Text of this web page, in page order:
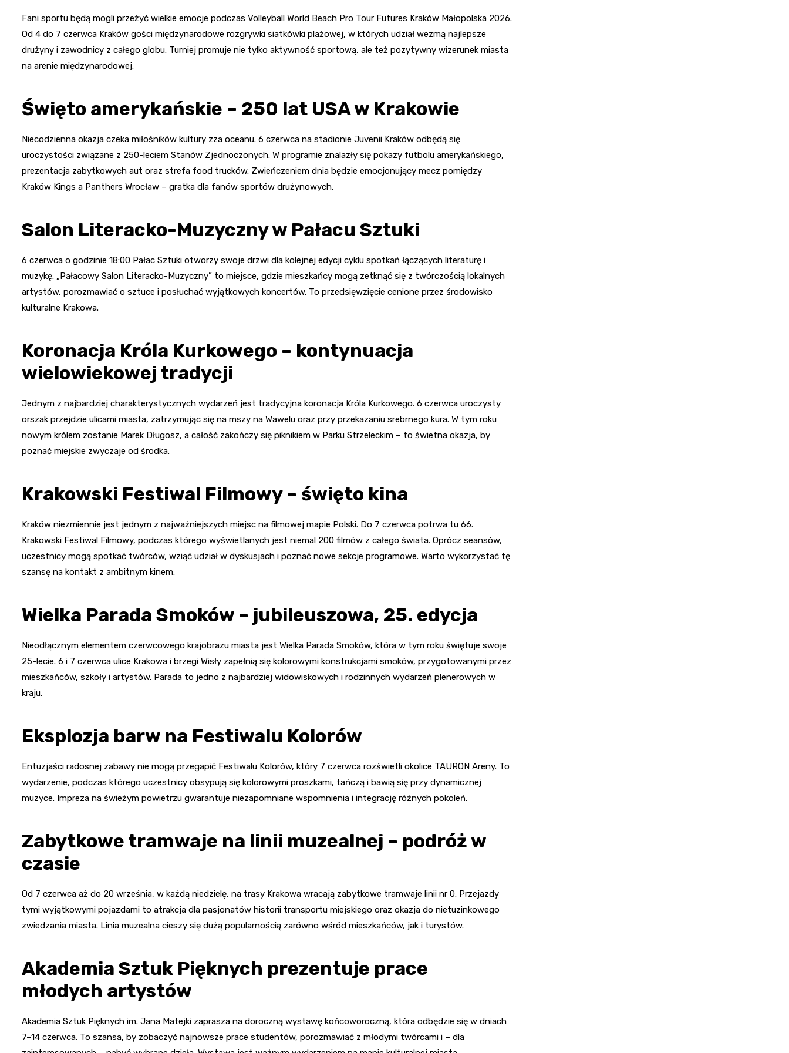
Fani sportu będą mogli przeżyć wielkie emocje podczas Volleyball World Beach Pro Tour Futures Kraków Małopolska 2026.
Od 4 do 7 czerwca Kraków gości międzynarodowe rozgrywki siatkówki plażowej, w których udział wezmą najlepsze
drużyny i zawodnicy z całego globu. Turniej promuje nie tylko aktywność sportową, ale też pozytywny wizerunek miasta
na arenie międzynarodowej.
Święto amerykańskie – 250 lat USA w Krakowie
Niecodzienna okazja czeka miłośników kultury zza oceanu. 6 czerwca na stadionie Juvenii Kraków odbędą się
uroczystości związane z 250-leciem Stanów Zjednoczonych. W programie znalazły się pokazy futbolu amerykańskiego,
prezentacja zabytkowych aut oraz strefa food trucków. Zwieńczeniem dnia będzie emocjonujący mecz pomiędzy
Kraków Kings a Panthers Wrocław – gratka dla fanów sportów drużynowych.
Salon Literacko-Muzyczny w Pałacu Sztuki
6 czerwca o godzinie 18:00 Pałac Sztuki otworzy swoje drzwi dla kolejnej edycji cyklu spotkań łączących literaturę i
muzykę. „Pałacowy Salon Literacko-Muzyczny” to miejsce, gdzie mieszkańcy mogą zetknąć się z twórczością lokalnych
artystów, porozmawiać o sztuce i posłuchać wyjątkowych koncertów. To przedsięwzięcie cenione przez środowisko
kulturalne Krakowa.
Koronacja Króla Kurkowego – kontynuacja
wielowiekowej tradycji
Jednym z najbardziej charakterystycznych wydarzeń jest tradycyjna koronacja Króla Kurkowego. 6 czerwca uroczysty
orszak przejdzie ulicami miasta, zatrzymując się na mszy na Wawelu oraz przy przekazaniu srebrnego kura. W tym roku
nowym królem zostanie Marek Długosz, a całość zakończy się piknikiem w Parku Strzeleckim – to świetna okazja, by
poznać miejskie zwyczaje od środka.
Krakowski Festiwal Filmowy – święto kina
Kraków niezmiennie jest jednym z najważniejszych miejsc na filmowej mapie Polski. Do 7 czerwca potrwa tu 66.
Krakowski Festiwal Filmowy, podczas którego wyświetlanych jest niemal 200 filmów z całego świata. Oprócz seansów,
uczestnicy mogą spotkać twórców, wziąć udział w dyskusjach i poznać nowe sekcje programowe. Warto wykorzystać tę
szansę na kontakt z ambitnym kinem.
Wielka Parada Smoków – jubileuszowa, 25. edycja
Nieodłącznym elementem czerwcowego krajobrazu miasta jest Wielka Parada Smoków, która w tym roku świętuje swoje
25-lecie. 6 i 7 czerwca ulice Krakowa i brzegi Wisły zapełnią się kolorowymi konstrukcjami smoków, przygotowanymi przez
mieszkańców, szkoły i artystów. Parada to jedno z najbardziej widowiskowych i rodzinnych wydarzeń plenerowych w
kraju.
Eksplozja barw na Festiwalu Kolorów
Entuzjaści radosnej zabawy nie mogą przegapić Festiwalu Kolorów, który 7 czerwca rozświetli okolice TAURON Areny. To
wydarzenie, podczas którego uczestnicy obsypują się kolorowymi proszkami, tańczą i bawią się przy dynamicznej
muzyce. Impreza na świeżym powietrzu gwarantuje niezapomniane wspomnienia i integrację różnych pokoleń.
Zabytkowe tramwaje na linii muzealnej – podróż w
czasie
Od 7 czerwca aż do 20 września, w każdą niedzielę, na trasy Krakowa wracają zabytkowe tramwaje linii nr 0. Przejazdy
tymi wyjątkowymi pojazdami to atrakcja dla pasjonatów historii transportu miejskiego oraz okazja do nietuzinkowego
zwiedzania miasta. Linia muzealna cieszy się dużą popularnością zarówno wśród mieszkańców, jak i turystów.
Akademia Sztuk Pięknych prezentuje prace
młodych artystów
Akademia Sztuk Pięknych im. Jana Matejki zaprasza na doroczną wystawę końcoworoczną, która odbędzie się w dniach
7–14 czerwca. To szansa, by zobaczyć najnowsze prace studentów, porozmawiać z młodymi twórcami i – dla